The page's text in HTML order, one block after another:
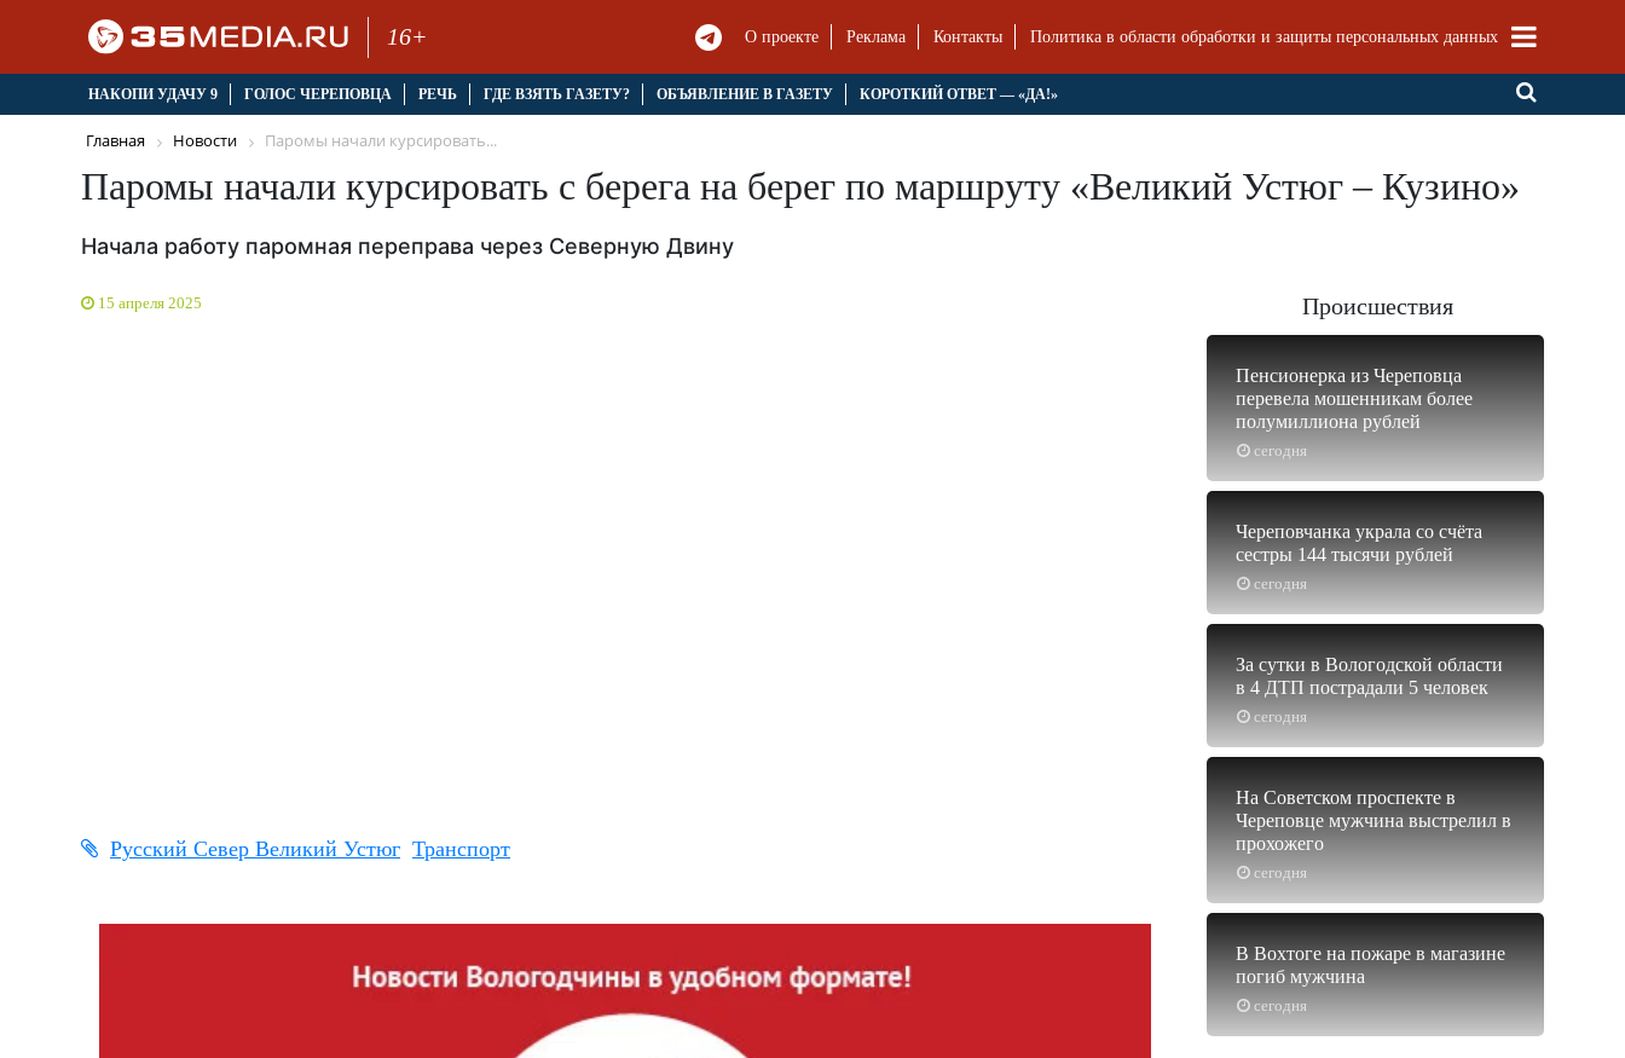
16+ О проекте Реклама Контакты Политика в области обработки и защиты персональных данных
НАКОПИ УДАЧУ 9 ГОЛОС ЧЕРЕПОВЦА РЕЧЬ ГДЕ ВЗЯТЬ ГАЗЕТУ? ОБЪЯВЛЕНИЕ В ГАЗЕТУ КОРОТКИЙ ОТВЕТ — «ДА!»
Главная Новости Паромы начали курсировать...
Паромы начали курсировать с берега на берег по маршруту «Великий Устюг – Кузино»
Начала работу паромная переправа через Северную Двину
15 апреля 2025
Русский Север Великий Устюг Транспорт
Происшествия
сегодня
Пенсионерка из Череповца
перевела мошенникам более
полумиллиона рублей
сегодня
Череповчанка украла со счёта
сестры 144 тысячи рублей
сегодня
За сутки в Вологодской области
в 4 ДТП пострадали 5 человек
сегодня
На Советском проспекте в
Череповце мужчина выстрелил в
прохожего
сегодня
В Вохтоге на пожаре в магазине
погиб мужчина